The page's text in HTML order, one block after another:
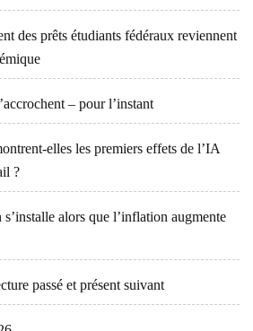
des prêts étudiants fédéraux reviennent
– ​​pour l’instant
elles les premiers effets de l’IA
?
alors que l’inflation augmente
passé et présent suivant